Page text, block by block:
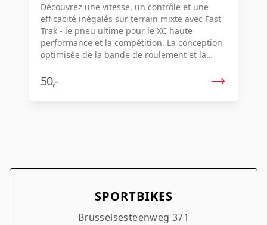
Découvrez une vitesse, un contrôle et une
efficacité inégalés sur terrain mixte avec Fast
Trak - le pneu ultime pour le XC haute
performance et la compétition. La conception
optimisée de la bande de roulement et la
poids de 110 g et améliorent la résistance au
roulement de 5 %, garantissant une
50,-
SPORTBIKES
Brusselsesteenweg 371